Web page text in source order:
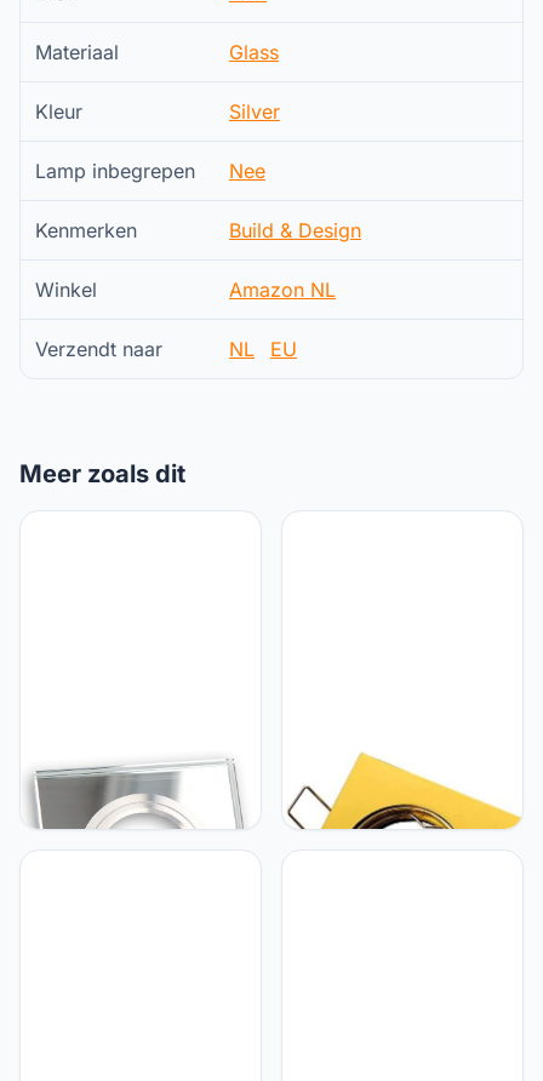
Materiaal Glass
Kleur Silver
Lamp inbegrepen Nee
Kenmerken Build & Design
Winkel Amazon NL
Verzendt naar NL EU
Meer zoals dit
LED line Inbouwspot,
Vierkant, Glas, Chroom
LED line LED Line®
inbouwspot GU10
inbouwframe Ø75mm
boorgat 84mm aluminium